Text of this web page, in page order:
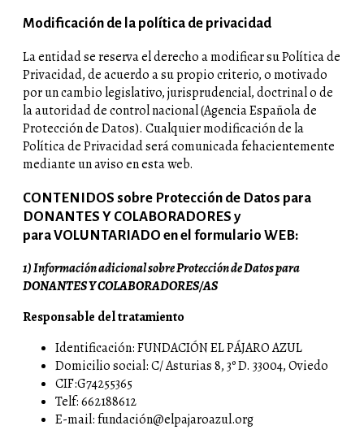
Modificación de la política de privacidad
La entidad se reserva el derecho a modificar su Política de
Privacidad, de acuerdo a su propio criterio, o motivado
por un cambio legislativo, jurisprudencial, doctrinal o de
la autoridad de control nacional (Agencia Española de
Protección de Datos). Cualquier modificación de la
Política de Privacidad será comunicada fehacientemente
mediante un aviso en esta web.
CONTENIDOS sobre Protección de Datos para
DONANTES Y COLABORADORES y
para VOLUNTARIADO en el formulario WEB:
1) Información adicional sobre Protección de Datos para
DONANTES Y COLABORADORES/AS
Responsable del tratamiento
Identificación: FUNDACIÓN EL PÁJARO AZUL
Domicilio social: C/ Asturias 8, 3º D. 33004, Oviedo
CIF:G74255365
Telf: 662188612
E-mail: fundación@elpajaroazul.org